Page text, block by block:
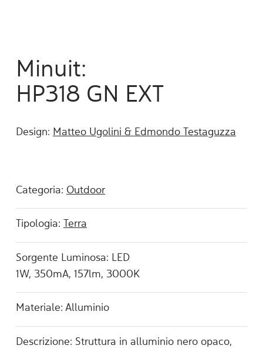
Minuit:
HP318 GN EXT
Design: Matteo Ugolini & Edmondo Testaguzza
Categoria: Outdoor
Tipologia: Terra
Sorgente Luminosa: LED
1W, 350mA, 157lm, 3000K
Materiale: Alluminio
Descrizione: Struttura in alluminio nero opaco,